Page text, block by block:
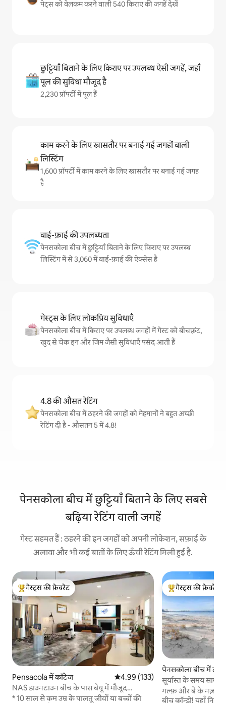
पेट्स को वेलकम करने वाली 540 किराए की जगहें देखें
छुट्टियाँ बिताने के लिए किराए पर उपलब्ध ऐसी जगहें, जहाँ
पूल की सुविधा मौजूद है
2,230 प्रॉपर्टी में पूल हैं
काम करने के लिए खासतौर पर बनाई गई जगहों वाली
लिस्टिंग
1,600 प्रॉपर्टी में काम करने के लिए खासतौर पर बनाई गई जगह
है
वाई-फ़ाई की उपलब्धता
पेनसकोला बीच में छुट्टियाँ बिताने के लिए किराए पर उपलब्ध
लिस्टिंग में से 3,060 में वाई-फ़ाई की ऐक्सेस है
गेस्ट्स के लिए लोकप्रिय सुविधाएँ
पेनसकोला बीच में किराए पर उपलब्ध जगहों में गेस्ट को बीचफ़्रंट,
खुद से चेक इन और जिम जैसी सुविधाएँ पसंद आती हैं
4.8 की औसत रेटिंग
पेनसकोला बीच में ठहरने की जगहों को मेहमानों ने बहुत अच्छी
रेटिंग दी है - औसतन 5 में 4.8!
पेनसकोला बीच में छुट्टियाँ बिताने के लिए सबसे
बढ़िया रेटिंग वाली जगहें
गेस्ट सहमत हैं : ठहरने की इन जगहों को अपनी लोकेशन, सफ़ाई के
अलावा और भी कई बातों के लिए ऊँची रेटिंग मिली हुई है.
गेस्ट्स का टॉप फ़ेवरेट
गेस्ट्स की फ़ेवरेट
Pensacola में कॉटेज औसत रेटिंग 5 में से 4.99, 133 समीक्षाएँ
4.99 (133)
NAS डाउनटाउन बीच के पास बेयू में मौजूद
आरामदायक घर और गेम रूम
* 10 साल से कम उम्र के पालतू जीवों या बच्चों की
गेस्ट्स का टॉप फ़ेवरेट
गेस्ट्स की फ़ेवरेट
पेनसकोला बीच में
सूर्यास्त के समय
कॉन्डो
गल्फ़ और बे के नज़ारों
बीच कॉन्डो! यहाँ